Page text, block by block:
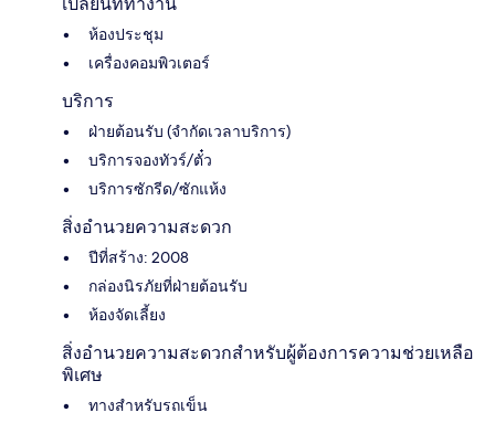
ห้องประชุม
เครื่องคอมพิวเตอร์
บริการ
ฝ่ายต้อนรับ (จำกัดเวลาบริการ)
บริการจองทัวร์/ตั๋ว
บริการซักรีด/ซักแห้ง
สิ่งอำนวยความสะดวก
ปีที่สร้าง: 2008
กล่องนิรภัยที่ฝ่ายต้อนรับ
ห้องจัดเลี้ยง
สิ่งอำนวยความสะดวกสำหรับผู้ต้องการความช่วยเหลือ
พิเศษ
ทางสำหรับรถเข็น